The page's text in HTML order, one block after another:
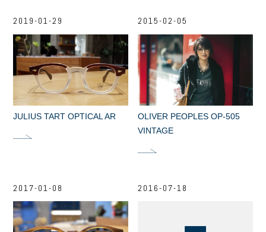
2019-01-29
JULIUS TART OPTICAL AR
2015-02-05
OLIVER PEOPLES OP-505
VINTAGE
2017-01-08 2016-07-18